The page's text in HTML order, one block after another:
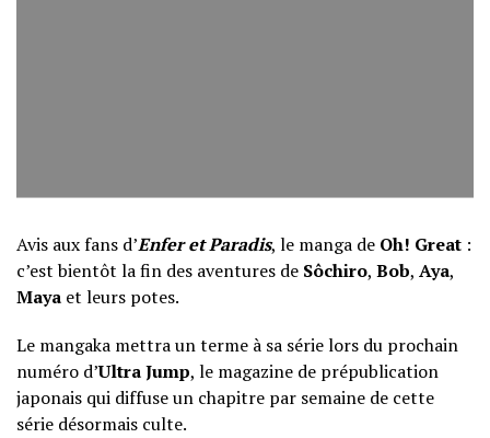
Avis aux fans d’Enfer et Paradis, le manga de Oh! Great :
c’est bientôt la fin des aventures de Sôchiro, Bob, Aya,
Maya et leurs potes.
Le mangaka mettra un terme à sa série lors du prochain
numéro d’Ultra Jump, le magazine de prépublication
japonais qui diffuse un chapitre par semaine de cette
série désormais culte.